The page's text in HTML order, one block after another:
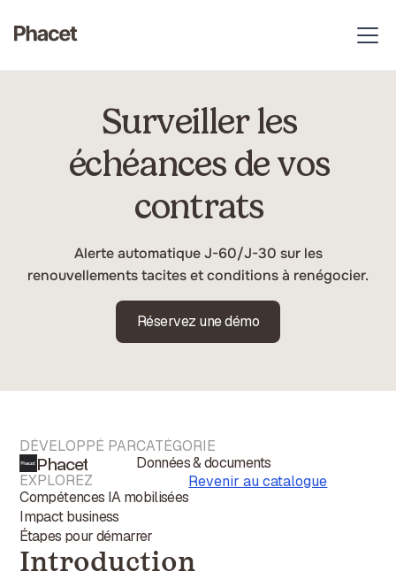
Surveiller les
échéances de vos
contrats
Alerte automatique J-60/J-30 sur les
renouvellements tacites et conditions à renégocier.
Réservez une démo
DÉVELOPPÉ PAR
Phacet
CATÉGORIE
Données & documents
EXPLOREZ
Compétences IA mobilisées
Impact business
Étapes pour démarrer
Revenir au catalogue
Introduction